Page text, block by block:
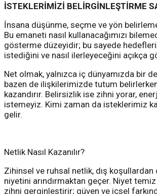
İSTEKLERİMİZİ BELİRGİNLEŞTİRME
İnsana düşünme, seçme ve yön
Bu emaneti nasıl kullanacağımızı
gösterme düzeyidir; bu sayede
istediğini ve nasıl ilerleyeceğini açıkça
Net olmak, yalnızca iç dünyamızda bir
bazen de ilişkilerimizde tutum
kazandırır. Belirsizlik ise zihni yorar,
istemeyiz. Kimi zaman da isteklerimiz
gelir.
Netlik Nasıl Kazanılır?
Zihinsel ve ruhsal netlik, dış
niyetini arındırmaktan geçer. Niyet
zihni gerginleştirir; güven ve içsel